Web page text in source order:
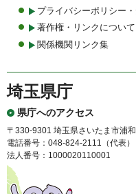
プライバシーポリシー
著作権・リンクについて
関係機関リンク集
埼玉県庁
県庁へのアクセス
〒330-9301 埼玉県さいたま市浦
電話番号：048-824-2111（代表）
法人番号：1000020110001